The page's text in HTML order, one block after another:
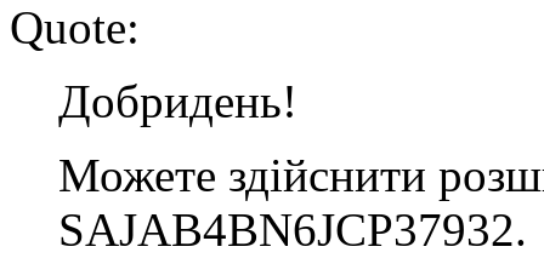
Quote:
Добридень!
Можете здійснити
SAJAB4BN6JCP37932.